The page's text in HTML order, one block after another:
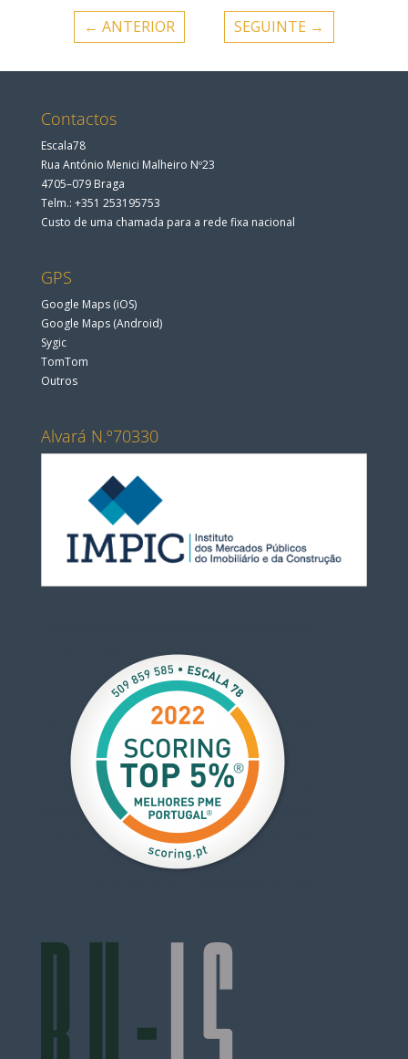
← ANTERIOR SEGUINTE →
Contactos
Escala78
Rua António Menici Malheiro Nº23
4705–079 Braga
Telm.: +351 253195753
Custo de uma chamada para a rede fixa nacional
GPS
Google Maps (iOS)
Google Maps (Android)
Sygic
TomTom
Outros
Alvará N.º70330